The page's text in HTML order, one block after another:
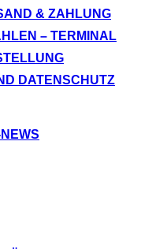
& ZAHLUNG
– TERMINAL
DATENSCHUTZ